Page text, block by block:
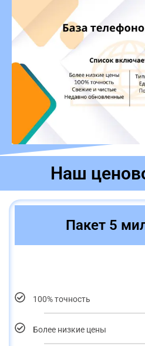
Наш
Пакет 5
100% точность
Более низкие цены